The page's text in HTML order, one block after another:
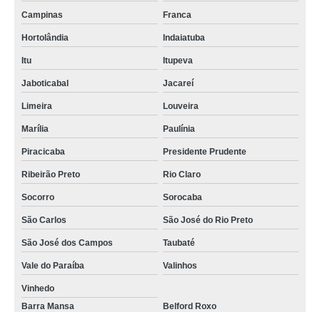
Campinas Franca
Hortolândia Indaiatuba
Itu Itupeva
Jaboticabal Jacareí
Limeira Louveira
Marília Paulínia
Piracicaba Presidente Prudente
Ribeirão Preto Rio Claro
Socorro Sorocaba
São Carlos São José do Rio Preto
São José dos Campos Taubaté
Vale do Paraíba Valinhos
Vinhedo
Barra Mansa
Belford Roxo